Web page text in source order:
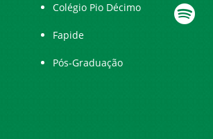
Colégio Pio Décimo
Fapide
Pós-Graduação